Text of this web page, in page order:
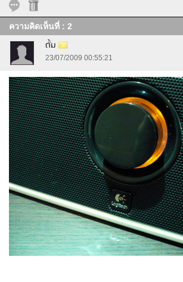
ความคิดเห็นที่ : 2
ตั้ม
23/07/2009 00:55:21